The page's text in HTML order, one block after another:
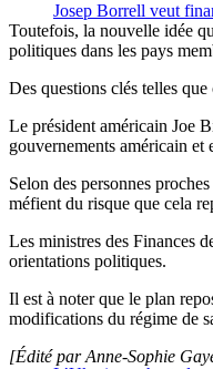
Josep Borrell veut
Toutefois, la nouvelle idée
politiques dans les pays
Des questions clés telles
Le président américain Joe
gouvernements américain et
Selon des personnes
méfient du risque que cela
Les ministres des Finances
orientations politiques.
Il est à noter que le plan
modifications du régime de
[Édité par Anne-Sophie